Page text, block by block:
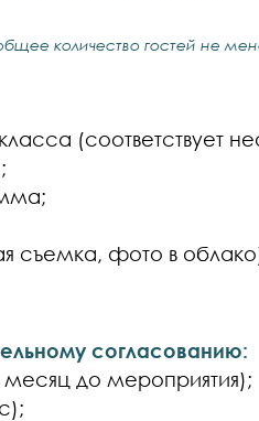
количество гостей не
(соответствует
съемка, фото в
согласованию:
до мероприятия);